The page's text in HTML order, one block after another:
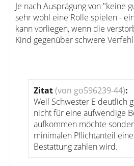
Je nach Ausprägung von "keine
sehr wohl eine Rolle spielen -
kann vorliegen, wenn die
Kind gegenüber schwere
Zitat(von go596239-44):
Weil Schwester E deutlich
nicht für eine aufwendige
aufkommen möchte
minimalen Pflichtanteil
Bestattung zahlen wird.